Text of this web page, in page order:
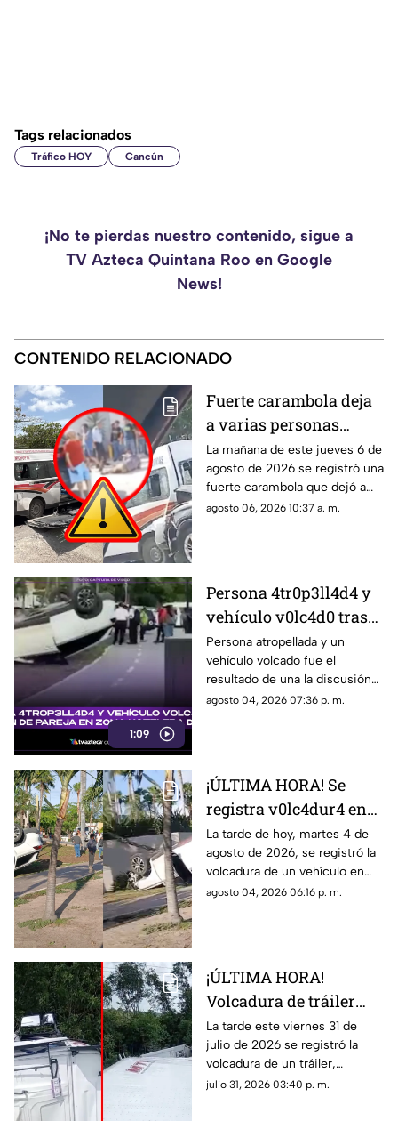
Tags relacionados
Tráfico HOY Cancún
¡No te pierdas nuestro contenido, sigue a
TV Azteca Quintana Roo en Google
News!
CONTENIDO RELACIONADO
Fuerte carambola deja
a varias personas
l3s10n4d4s en la Av.
Nichupté de Cancún
HOY, jueves 6 de agosto
de 2026; se reporta
La mañana de este jueves 6 de
agosto de 2026 se registró una
fuerte carambola que dejó a
varias personas lesionadas en
agosto 06, 2026 10:37 a. m.
1:09
Persona 4tr0p3ll4d4 y
vehículo v0lc4d0 tras
discusión de una
pareja: ¿Qué pasó en la
Zona Hotelera de
Cancún HOY, 4 de
Persona atropellada y un
vehículo volcado fue el
resultado de una la discusión
de una pareja. Aquí los detalles
agosto 04, 2026 07:36 p. m.
¡ÚLTIMA HORA! Se
registra v0lc4dur4 en
Zona Hotelera de
Cancún HOY, 4 de
agosto de 2026; esto se
sabe del 4cc1d3nt3 en
La tarde de hoy, martes 4 de
agosto de 2026, se registró la
volcadura de un vehículo en
Zona Hotelera de Cancún. Aquí
agosto 04, 2026 06:16 p. m.
¡ÚLTIMA HORA!
Volcadura de tráiler
causa bloqueo total en
carretera HOY, viernes
31 de julio de 2026;
¿dónde y a qué altura
La tarde este viernes 31 de
julio de 2026 se registró la
volcadura de un tráiler,
causando el bloqueo total de la
julio 31, 2026 03:40 p. m.